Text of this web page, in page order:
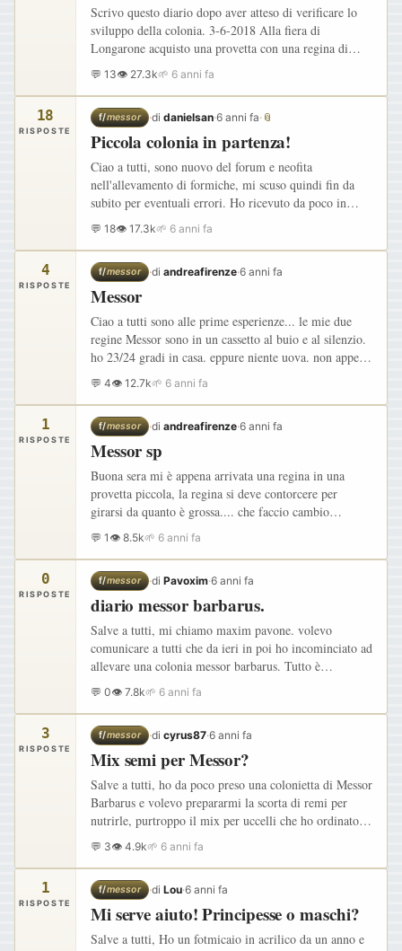
Scrivo questo diario dopo aver atteso di verificare lo
sviluppo della colonia. 3-6-2018 Alla fiera di
Longarone acquisto una provetta con una regina di
messor e 6 operaie ,3 minori e 3 medie, più alcune
larve e uova.…
💬 13👁 27.3k🌱 6 anni fa
18
RISPOSTE
f/messor ·di danielsan·6 anni fa· 📎
Piccola colonia in partenza!
Ciao a tutti, sono nuovo del forum e neofita
nell'allevamento di formiche, mi scuso quindi fin da
subito per eventuali errori. Ho ricevuto da poco in
regalo una piccola colonia di Messor barbarus
acquistata su AntHouse…
💬 18👁 17.3k🌱 6 anni fa
4
RISPOSTE
f/messor ·di andreafirenze·6 anni fa
Messor
Ciao a tutti sono alle prime esperienze... le mie due
regine Messor sono in un cassetto al buio e al silenzio.
ho 23/24 gradi in casa. eppure niente uova. non appena
vado a vedere come stanno ( e lo faccio una volta…
💬 4👁 12.7k🌱 6 anni fa
1
RISPOSTE
f/messor ·di andreafirenze·6 anni fa
Messor sp
Buona sera mi è appena arrivata una regina in una
provetta piccola, la regina si deve contorcere per
girarsi da quanto è grossa.... che faccio cambio
provetta prima della diapausa ?
💬 1 👁 8.5k🌱 6 anni fa
0
RISPOSTE
f/messor ·di Pavoxim·6 anni fa
diario messor barbarus.
Salve a tutti, mi chiamo maxim pavone. volevo
comunicare a tutti che da ieri in poi ho incominciato ad
allevare una colonia messor barbarus. Tutto è
incominciato 2 anni fa di quando mi sono incuriosito a
vedere e…
💬 0👁 7.8k🌱 6 anni fa
3
RISPOSTE
f/messor ·di cyrus87·6 anni fa
Mix semi per Messor?
Salve a tutti, ho da poco preso una colonietta di Messor
Barbarus e volevo prepararmi la scorta di remi per
nutrirle, purtroppo il mix per uccelli che ho ordinato
via web a guardarlo dal vivo non sono sicuro che sia…
💬 3👁 4.9k🌱 6 anni fa
1
RISPOSTE
f/messor ·di Lou·6 anni fa
Mi serve aiuto! Principesse o maschi?
Salve a tutti, Ho un fotmicaio in acrilico da un anno e